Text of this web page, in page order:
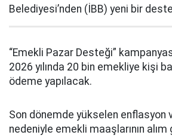
Belediyesi’nden (İBB) yeni bir
“Emekli Pazar Desteği”
2026 yılında 20 bin emekliye kişi
ödeme yapılacak.
Son dönemde yükselen enflasyon
nedeniyle emekli maaşlarının